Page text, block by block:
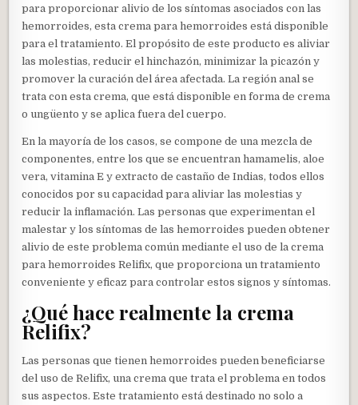
para proporcionar alivio de los síntomas asociados con las
hemorroides, esta crema para hemorroides está disponible
para el tratamiento. El propósito de este producto es aliviar
las molestias, reducir el hinchazón, minimizar la picazón y
promover la curación del área afectada. La región anal se
trata con esta crema, que está disponible en forma de crema
o ungüento y se aplica fuera del cuerpo.
En la mayoría de los casos, se compone de una mezcla de
componentes, entre los que se encuentran hamamelis, aloe
vera, vitamina E y extracto de castaño de Indias, todos ellos
conocidos por su capacidad para aliviar las molestias y
reducir la inflamación. Las personas que experimentan el
malestar y los síntomas de las hemorroides pueden obtener
alivio de este problema común mediante el uso de la crema
para hemorroides Relifix, que proporciona un tratamiento
conveniente y eficaz para controlar estos signos y síntomas.
¿Qué hace realmente la crema
Relifix?
Las personas que tienen hemorroides pueden beneficiarse
del uso de Relifix, una crema que trata el problema en todos
sus aspectos. Este tratamiento está destinado no solo a